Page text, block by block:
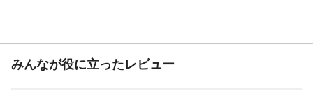
みんなが役に立ったレビュー